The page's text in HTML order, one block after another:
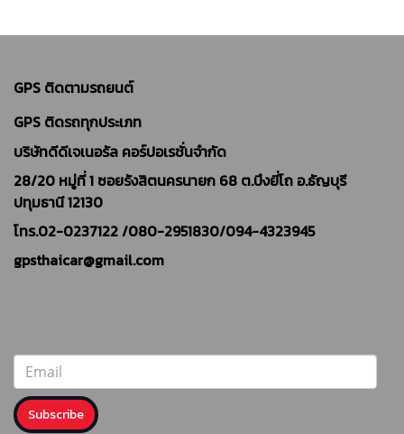
GPS ติดตามรถยนต์
GPS ติดรถทุกประเภท
บริษัทดีดีเจเนอรัล คอร์ปอเรชั่นจำกัด
28/20 หมู่ที่ 1 ซอยรังสิตนครนายก 68 ต.บึงยี่โถ อ.ธัญบุรี
ปทุมธานี 12130
โทร.02-0237122 /080-2951830/094-4323945
gpsthaicar@gmail.com
Subscribe